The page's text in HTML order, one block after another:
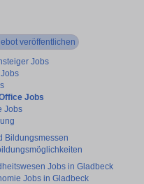
veröffentlichen
Jobs
Jobs
Jobs
Bildungsmessen
Jobs in Gladbeck
Jobs in Gladbeck